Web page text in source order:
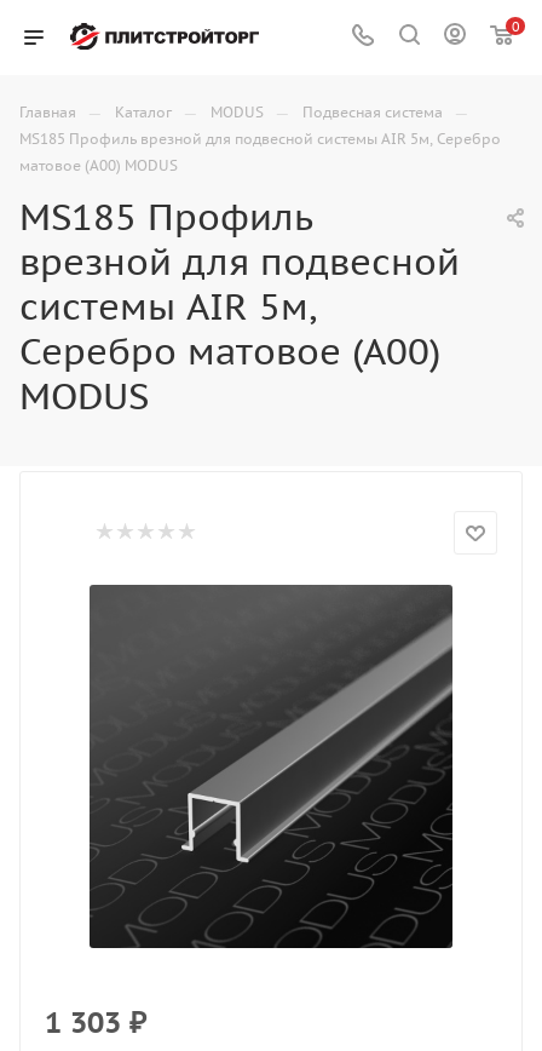
0
Главная — Каталог — MODUS — Подвесная система —
MS185 Профиль врезной для подвесной системы AIR 5м, Серебро
матовое (А00) MODUS
MS185 Профиль
врезной для подвесной
системы AIR 5м,
Серебро матовое (А00)
MODUS
1 303 ₽